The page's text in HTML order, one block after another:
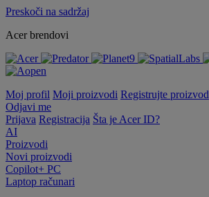
Preskoči na sadržaj
Acer brendovi
Moj profil Moji proizvodi Registrujte proizvod
Odjavi me
Prijava Registracija Šta je Acer ID?
AI
Proizvodi
Novi proizvodi
Copilot+ PC
Laptop računari